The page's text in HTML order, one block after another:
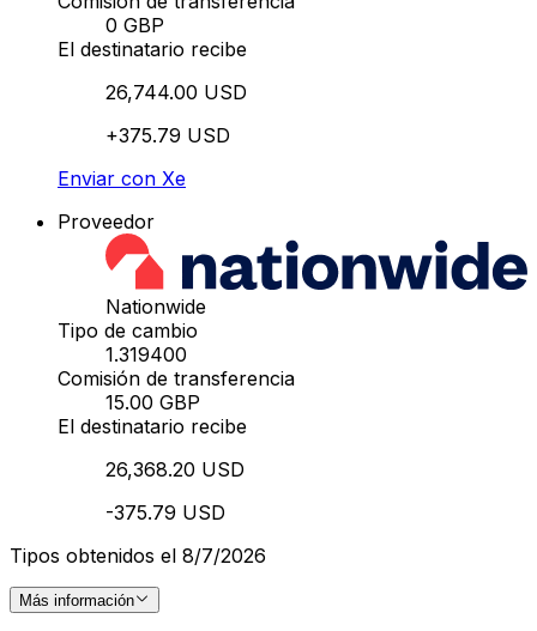
0 GBP
El destinatario recibe
26,744.00 USD
+375.79 USD
Enviar con Xe
Proveedor
Nationwide
Tipo de cambio
1.319400
Comisión de transferencia
15.00 GBP
El destinatario recibe
26,368.20 USD
-375.79 USD
Tipos obtenidos el 8/7/2026
Más información